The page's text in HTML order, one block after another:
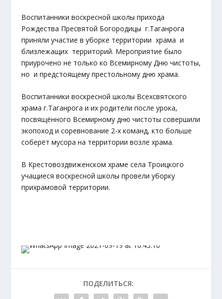
Воспитанники воскресной школы прихода
Рождества Пресвятой Богородицы г.Таганрога
приняли участие в уборке территории храма и
близлежащих территорий. Мероприятие было
приурочено не только ко Всемирному Дню чистоты,
но и предстоящему престольному дню храма.
Воспитанники воскресной школы Всехсвятского
храма г.Таганрога и их родители после урока,
посвящённого Всемирному дню чистоты совершили
экопоход и соревнование 2-х команд, кто больше
соберёт мусора на территории возле храма.
В Крестовоздвиженском храме села Троицкого
учащиеся воскресной школы провели уборку
прихрамовой территории.
ПОДЕЛИТЬСЯ: